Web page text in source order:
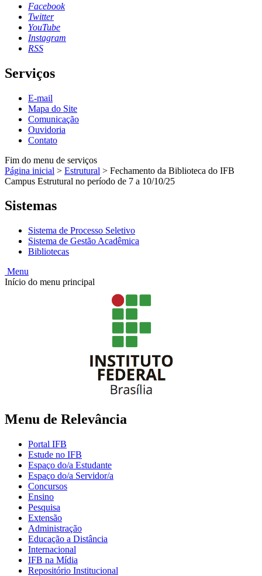
Facebook
Twitter
YouTube
Instagram
RSS
Serviços
E-mail
Mapa do Site
Comunicação
Ouvidoria
Contato
Fim do menu de serviços
Página inicial > Estrutural > Fechamento da Biblioteca do IFB
Campus Estrutural no período de 7 a 10/10/25
Sistemas
Sistema de Processo Seletivo
Sistema de Gestão Acadêmica
Bibliotecas
Menu
Início do menu principal
Menu de Relevância
Portal IFB
Estude no IFB
Espaço do/a Estudante
Espaço do/a Servidor/a
Concursos
Ensino
Pesquisa
Extensão
Administração
Educação a Distância
Internacional
IFB na Mídia
Repositório Institucional